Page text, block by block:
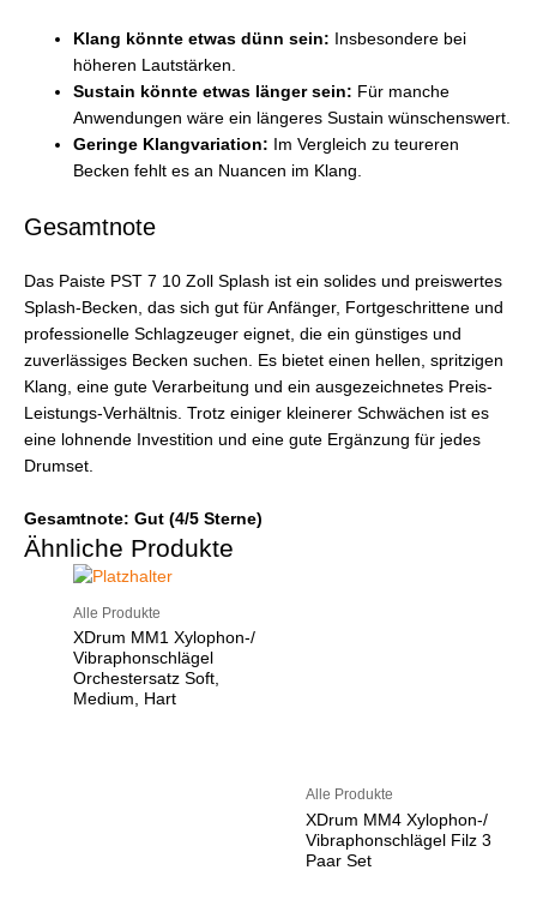
Klang könnte etwas dünn sein: Insbesondere bei
höheren Lautstärken.
Sustain könnte etwas länger sein: Für manche
Anwendungen wäre ein längeres Sustain wünschenswert.
Geringe Klangvariation: Im Vergleich zu teureren
Becken fehlt es an Nuancen im Klang.
Gesamtnote
Das Paiste PST 7 10 Zoll Splash ist ein solides und preiswertes
Splash-Becken, das sich gut für Anfänger, Fortgeschrittene und
professionelle Schlagzeuger eignet, die ein günstiges und
zuverlässiges Becken suchen. Es bietet einen hellen, spritzigen
Klang, eine gute Verarbeitung und ein ausgezeichnetes Preis-
Leistungs-Verhältnis. Trotz einiger kleinerer Schwächen ist es
eine lohnende Investition und eine gute Ergänzung für jedes
Drumset.
Gesamtnote: Gut (4/5 Sterne)
Ähnliche Produkte
Alle Produkte
XDrum MM1 Xylophon-/
Vibraphonschlägel
Orchestersatz Soft,
Medium, Hart
Alle Produkte
XDrum MM4 Xylophon-/
Vibraphonschlägel Filz 3
Paar Set